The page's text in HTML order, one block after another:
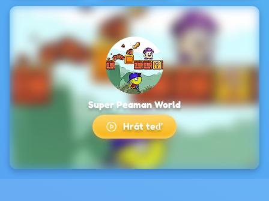
Super Peaman World
Hrát teď